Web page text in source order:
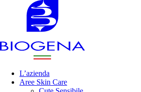
L’azienda
Aree Skin Care